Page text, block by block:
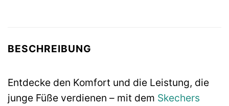
BESCHREIBUNG
Entdecke den Komfort und die Leistung, die
junge Füße verdienen – mit dem Skechers